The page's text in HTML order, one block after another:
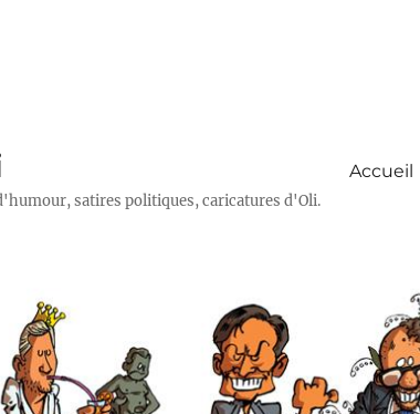
satires politiques, caricatures d'Oli.
Accueil